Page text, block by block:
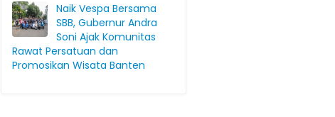
Naik Vespa Bersama
SBB, Gubernur Andra
Soni Ajak Komunitas
Rawat Persatuan dan
Promosikan Wisata Banten